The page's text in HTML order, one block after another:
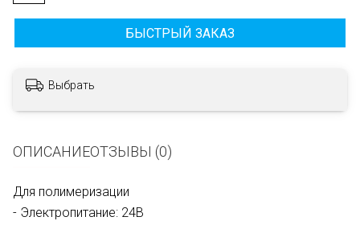
БЫСТРЫЙ ЗАКАЗ
Выбрать
ОПИСАНИЕОТЗЫВЫ (0)
Для полимеризации
- Электропитание: 24В